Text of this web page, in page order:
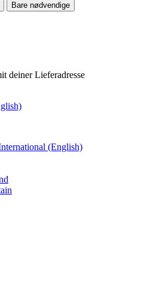
Bare nødvendige
deiner Lieferadresse
(English)